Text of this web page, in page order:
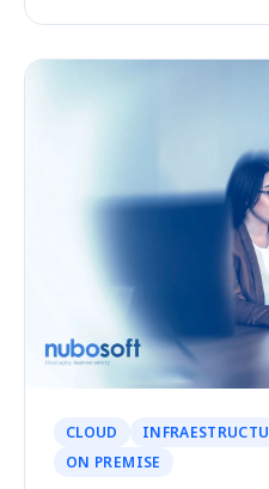
CLOUD
ON PREMISE